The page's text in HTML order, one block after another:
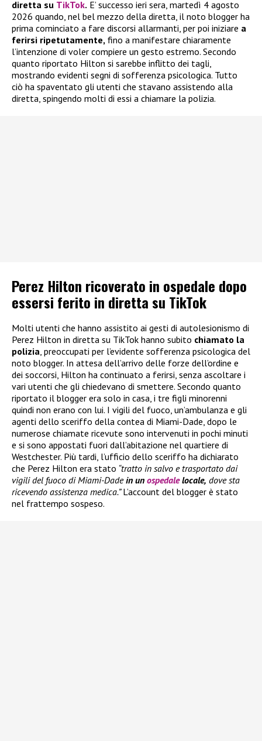
diretta su TikTok. E’ successo ieri sera, martedì 4 agosto
2026 quando, nel bel mezzo della diretta, il noto blogger ha
prima cominciato a fare discorsi allarmanti, per poi iniziare a
ferirsi ripetutamente, fino a manifestare chiaramente
l’intenzione di voler compiere un gesto estremo. Secondo
quanto riportato Hilton si sarebbe inflitto dei tagli,
mostrando evidenti segni di sofferenza psicologica. Tutto
ciò ha spaventato gli utenti che stavano assistendo alla
diretta, spingendo molti di essi a chiamare la polizia.
Perez Hilton ricoverato in ospedale dopo
essersi ferito in diretta su TikTok
Molti utenti che hanno assistito ai gesti di autolesionismo di
Perez Hilton in diretta su TikTok hanno subito chiamato la
polizia, preoccupati per l’evidente sofferenza psicologica del
noto blogger. In attesa dell’arrivo delle forze dell’ordine e
dei soccorsi, Hilton ha continuato a ferirsi, senza ascoltare i
vari utenti che gli chiedevano di smettere. Secondo quanto
riportato il blogger era solo in casa, i tre figli minorenni
quindi non erano con lui. I vigili del fuoco, un’ambulanza e gli
agenti dello sceriffo della contea di Miami-Dade, dopo le
numerose chiamate ricevute sono intervenuti in pochi minuti
e si sono appostati fuori dall’abitazione nel quartiere di
Westchester. Più tardi, l’ufficio dello sceriffo ha dichiarato
che Perez Hilton era stato “tratto in salvo e trasportato dai
vigili del fuoco di Miami-Dadein un ospedalelocale, dove sta
ricevendo assistenza medica.”L’account del blogger è stato
nel frattempo sospeso.